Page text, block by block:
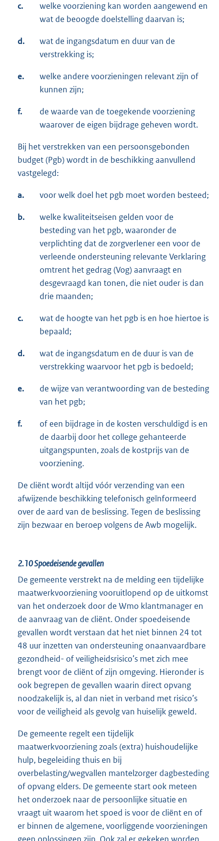
c.
welke voorziening kan worden aangewend en
wat de beoogde doelstelling daarvan is;
d.
wat de ingangsdatum en duur van de
verstrekking is;
e.
welke andere voorzieningen relevant zijn of
kunnen zijn;
f.
de waarde van de toegekende voorziening
waarover de eigen bijdrage geheven wordt.
Bij het verstrekken van een persoonsgebonden
budget (Pgb) wordt in de beschikking aanvullend
vastgelegd:
a. voor welk doel het pgb moet worden besteed;
b.
welke kwaliteitseisen gelden voor de
besteding van het pgb, waaronder de
verplichting dat de zorgverlener een voor de
verleende ondersteuning relevante Verklaring
omtrent het gedrag (Vog) aanvraagt en
desgevraagd kan tonen, die niet ouder is dan
drie maanden;
c.
wat de hoogte van het pgb is en hoe hiertoe is
bepaald;
d.
wat de ingangsdatum en de duur is van de
verstrekking waarvoor het pgb is bedoeld;
e.
de wijze van verantwoording van de besteding
van het pgb;
f.
of een bijdrage in de kosten verschuldigd is en
de daarbij door het college gehanteerde
uitgangspunten, zoals de kostprijs van de
voorziening.
De cliënt wordt altijd vóór verzending van een
afwijzende beschikking telefonisch geïnformeerd
over de aard van de beslissing. Tegen de beslissing
zijn bezwaar en beroep volgens de Awb mogelijk.
2.10Spoedeisende gevallen
De gemeente verstrekt na de melding een tijdelijke
maatwerkvoorziening vooruitlopend op de uitkomst
van het onderzoek door de Wmo klantmanager en
de aanvraag van de cliënt. Onder spoedeisende
gevallen wordt verstaan dat het niet binnen 24 tot
48 uur inzetten van ondersteuning onaanvaardbare
gezondheid- of veiligheidsrisico’s met zich mee
brengt voor de cliënt of zijn omgeving. Hieronder is
ook begrepen de gevallen waarin direct opvang
noodzakelijk is, al dan niet in verband met risico’s
voor de veiligheid als gevolg van huiselijk geweld.
De gemeente regelt een tijdelijk
maatwerkvoorziening zoals (extra) huishoudelijke
hulp, begeleiding thuis en bij
overbelasting/wegvallen mantelzorger dagbesteding
of opvang elders. De gemeente start ook meteen
het onderzoek naar de persoonlijke situatie en
vraagt uit waarom het spoed is voor de cliënt en of
er binnen de algemene, voorliggende voorzieningen